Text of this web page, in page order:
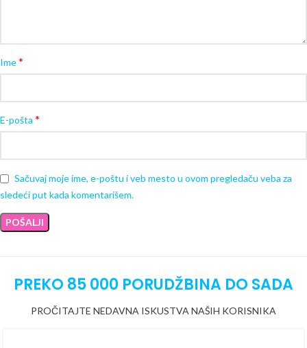
Ime*
E-pošta *
Sačuvaj moje ime, e-poštu i veb mesto u ovom pregledaču veba za
sledeći put kada komentarišem.
PREKO 85 000 PORUDŽBINA DO SADA
PROČITAJTE NEDAVNA ISKUSTVA NAŠIH KORISNIKA